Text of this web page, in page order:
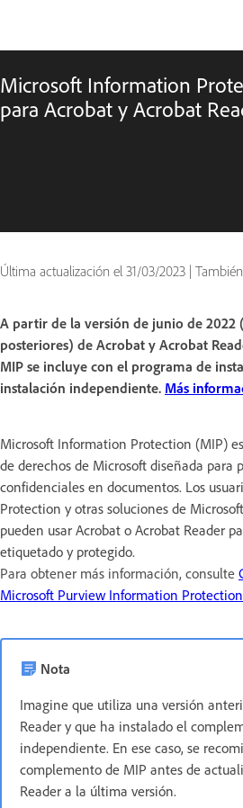
Microsoft Information
para Acrobat y Acrobat
Última actualización el 31/03/2023 | También se
A partir de la versión de junio de 2022
posteriores) de Acrobat y Acrobat
MIP se incluye con el programa de
instalación independiente. Más
Microsoft Information Protection (MIP)
de derechos de Microsoft diseñada para
confidenciales en documentos. Los
Protection y otras soluciones de
pueden usar Acrobat o Acrobat Reader
etiquetado y protegido.
Para obtener más información, consulte
Microsoft Purview Information
Nota
Imagine que utiliza una versión
Reader y que ha instalado el
independiente. En ese caso, se
complemento de MIP antes de
Reader a la última versión.